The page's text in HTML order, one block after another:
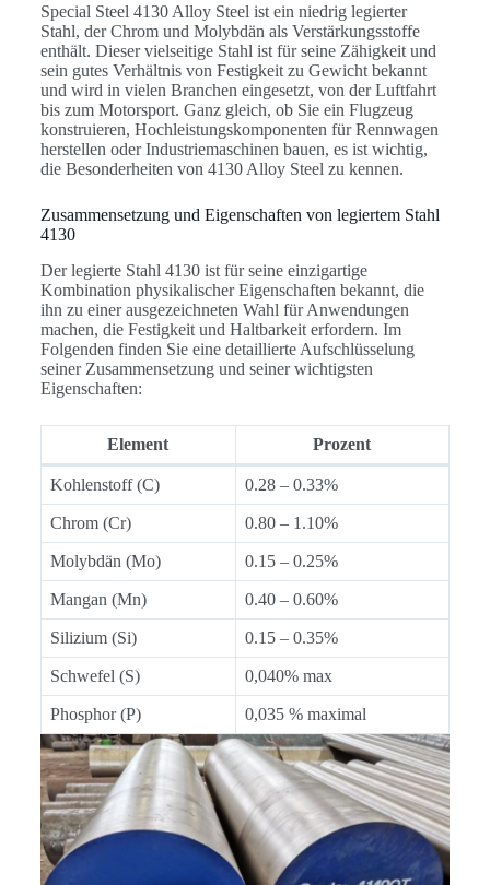
Special Steel 4130 Alloy Steel ist ein niedrig legierter
Stahl, der Chrom und Molybdän als Verstärkungsstoffe
enthält. Dieser vielseitige Stahl ist für seine Zähigkeit und
sein gutes Verhältnis von Festigkeit zu Gewicht bekannt
und wird in vielen Branchen eingesetzt, von der Luftfahrt
bis zum Motorsport. Ganz gleich, ob Sie ein Flugzeug
konstruieren, Hochleistungskomponenten für Rennwagen
herstellen oder Industriemaschinen bauen, es ist wichtig,
die Besonderheiten von 4130 Alloy Steel zu kennen.
Zusammensetzung und Eigenschaften von legiertem Stahl
4130
Der legierte Stahl 4130 ist für seine einzigartige
Kombination physikalischer Eigenschaften bekannt, die
ihn zu einer ausgezeichneten Wahl für Anwendungen
machen, die Festigkeit und Haltbarkeit erfordern. Im
Folgenden finden Sie eine detaillierte Aufschlüsselung
seiner Zusammensetzung und seiner wichtigsten
Eigenschaften:
Element Prozent
Kohlenstoff (C) 0.28 – 0.33%
Chrom (Cr) 0.80 – 1.10%
Molybdän (Mo) 0.15 – 0.25%
Mangan (Mn) 0.40 – 0.60%
Silizium (Si) 0.15 – 0.35%
Schwefel (S) 0,040% max
Phosphor (P) 0,035 % maximal